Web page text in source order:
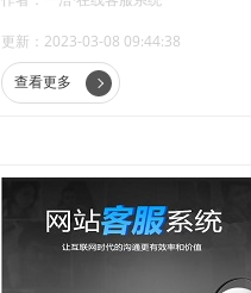
更新：2023-03-08 09:44:38
查看更多